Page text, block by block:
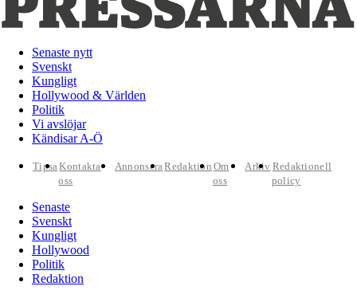
Senaste nytt
Svenskt
Kungligt
Hollywood & Världen
Politik
Vi avslöjar
Kändisar A-Ö
TipsaKontakta
oss
AnnonseraRedaktion Om
oss
Arkiv Redaktionell
policy
Senaste
Svenskt
Kungligt
Hollywood
Politik
Redaktion